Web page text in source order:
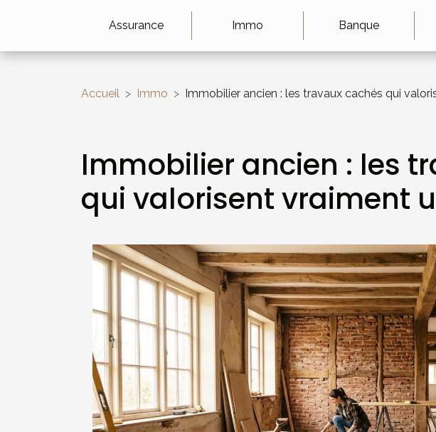
Assurance Immo Banque
Accueil Immo Immobilier ancien : les travaux cachés qui
Immobilier ancien : les
qui valorisent vraiment